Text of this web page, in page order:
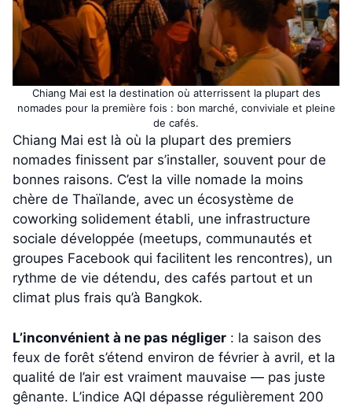
Chiang Mai est la destination où atterrissent la plupart des
nomades pour la première fois : bon marché, conviviale et pleine
de cafés.
Chiang Mai est là où la plupart des premiers
nomades finissent par s’installer, souvent pour de
bonnes raisons. C’est la ville nomade la moins
chère de Thaïlande, avec un écosystème de
coworking solidement établi, une infrastructure
sociale développée (meetups, communautés et
groupes Facebook qui facilitent les rencontres), un
rythme de vie détendu, des cafés partout et un
climat plus frais qu’à Bangkok.
L’inconvénient à ne pas négliger : la saison des
feux de forêt s’étend environ de février à avril, et la
qualité de l’air est vraiment mauvaise — pas juste
gênante. L’indice AQI dépasse régulièrement 200